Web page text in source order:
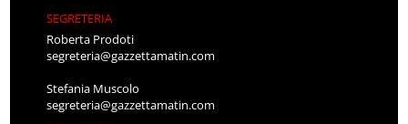
SEGRETERIA
Roberta Prodoti
segreteria@gazzettamatin.com
Stefania Muscolo
segreteria@gazzettamatin.com